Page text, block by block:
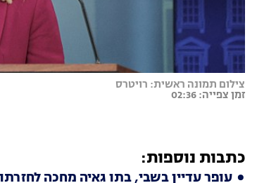
צילום תמונה ראשית: רויטרס
זמן צפייה: 02:36
כתבות נוספות:
עופר עדיין בשבי, בתו גאיה מחכה